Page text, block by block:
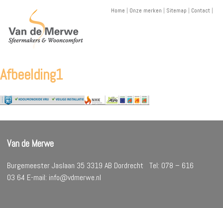
content
Home | Onze merken | Sitemap | Contact |
Afbeelding1
Van de Merwe
Burgemeester Jaslaan 35 3319 AB Dordrecht Tel: 078 – 616
03 64 E-mail: info@vdmerwe.nl